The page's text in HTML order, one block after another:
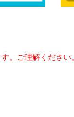
。ご理解ください。